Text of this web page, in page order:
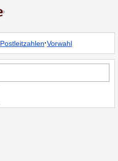
Postleitzahlen·Vorwahl